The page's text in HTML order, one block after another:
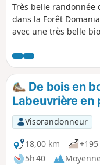
Très belle randonnée
dans la Forêt
avec une très belle
Labeuvrière en
d'histoire minière :
polonais sont arrivés
été obligés de monter
pour ce loger.
De bois en
Labeuvrière en
Visorandonneur
18,00 km
5h 40